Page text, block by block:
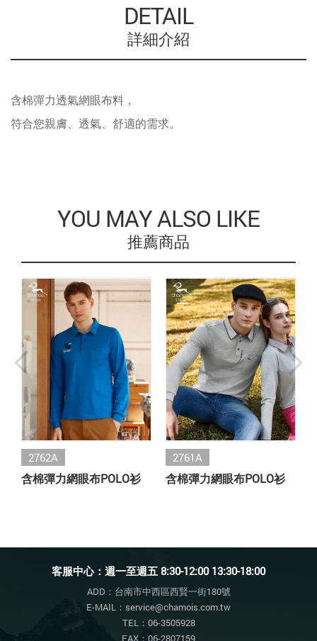
DETAIL
詳細介紹
含棉彈力透氣網眼布料，
符合您親膚、透氣、舒適的需求。
YOU MAY ALSO LIKE
推薦商品
2762A
含棉彈力網眼布POLO衫
2761A
含棉彈力網眼布POLO衫
客服中心：週一至週五 8:30-12:00 13:30-18:00
ADD：台南市中西區西賢一街180號
E-MAIL：service@chamois.com.tw
TEL：06-3505928
FAX：06-2807159